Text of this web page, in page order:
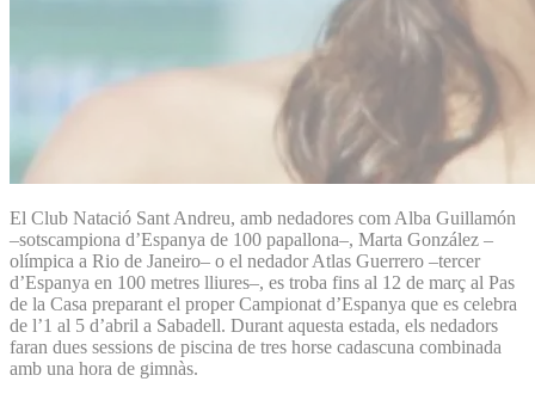
El Club Natació Sant Andreu, amb nedadores com Alba Guillamón
–sotscampiona d’Espanya de 100 papallona–, Marta González –
olímpica a Rio de Janeiro– o el nedador Atlas Guerrero –tercer
d’Espanya en 100 metres lliures–, es troba fins al 12 de març al Pas
de la Casa preparant el proper Campionat d’Espanya que es celebra
de l’1 al 5 d’abril a Sabadell. Durant aquesta estada, els nedadors
faran dues sessions de piscina de tres horse cadascuna combinada
amb una hora de gimnàs.